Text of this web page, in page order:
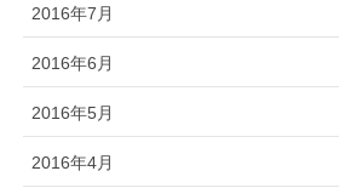
2016年7月
2016年6月
2016年5月
2016年4月